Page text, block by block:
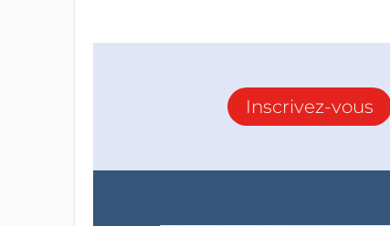
Inscrivez-vous